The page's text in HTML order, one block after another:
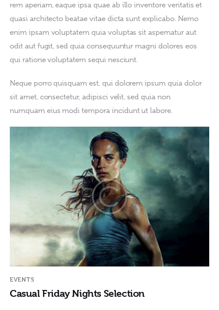
rem aperiam, eaque ipsa quae ab illo inventore veritatis et
quasi architecto beatae vitae dicta sunt explicabo. Nemo
enim ipsam voluptatem quia voluptas sit aspernatur aut
odit aut fugit, sed quia consequuntur magni dolores eos
qui ratione voluptatem sequi nesciunt.
Neque porro quisquam est, qui dolorem ipsum quia dolor
sit amet, consectetur, adipisci velit, sed quia non
numquam eius modi tempora incidunt ut labore.
EVENTS
Casual Friday Nights Selection